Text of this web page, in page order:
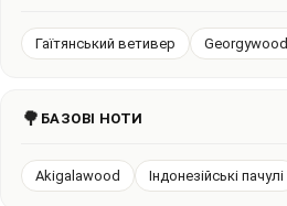
Гаїтянський ветивер Georgywood
🌳 БАЗОВІ НОТИ
Akigalawood Індонезійські пачулі